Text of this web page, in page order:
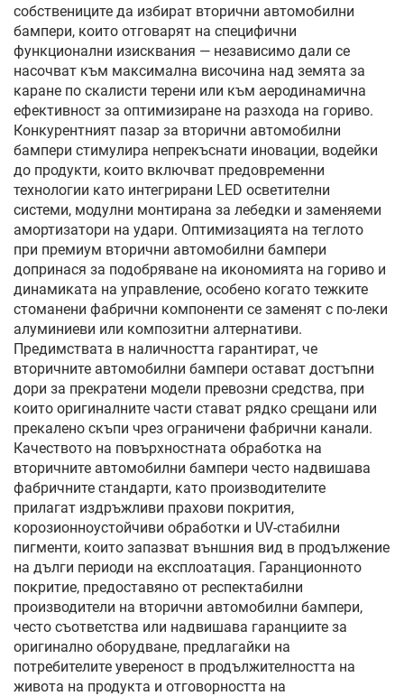
собствениците да избират вторични автомобилни
бампери, които отговарят на специфични
функционални изисквания — независимо дали се
насочват към максимална височина над земята за
каране по скалисти терени или към аеродинамична
ефективност за оптимизиране на разхода на гориво.
Конкурентният пазар за вторични автомобилни
бампери стимулира непрекъснати иновации, водейки
до продукти, които включват предовременни
технологии като интегрирани LED осветителни
системи, модулни монтирана за лебедки и заменяеми
амортизатори на удари. Оптимизацията на теглото
при премиум вторични автомобилни бампери
допринася за подобряване на икономията на гориво и
динамиката на управление, особено когато тежките
стоманени фабрични компоненти се заменят с по-леки
алуминиеви или композитни алтернативи.
Предимствата в наличността гарантират, че
вторичните автомобилни бампери остават достъпни
дори за прекратени модели превозни средства, при
които оригиналните части стават рядко срещани или
прекалено скъпи чрез ограничени фабрични канали.
Качеството на повърхностната обработка на
вторичните автомобилни бампери често надвишава
фабричните стандарти, като производителите
прилагат издръжливи прахови покрития,
корозионноустойчиви обработки и UV-стабилни
пигменти, които запазват външния вид в продължение
на дълги периоди на експлоатация. Гаранционното
покритие, предоставяно от респектабилни
производители на вторични автомобилни бампери,
често съответства или надвишава гаранциите за
оригинално оборудване, предлагайки на
потребителите увереност в продължителността на
живота на продукта и отговорността на